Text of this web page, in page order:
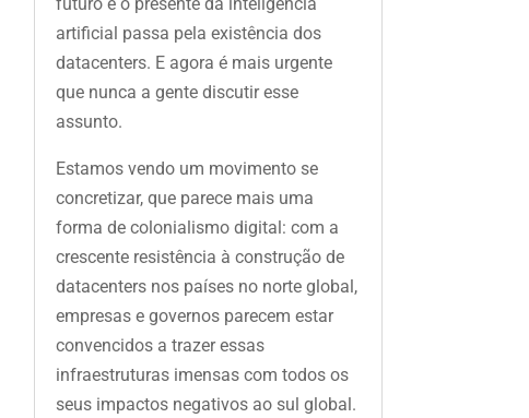
artificial passa pela existência dos
datacenters. E agora é mais urgente
que nunca a gente discutir esse
assunto.
Estamos vendo um movimento se
concretizar, que parece mais uma
forma de colonialismo digital: com a
crescente resistência à construção de
datacenters nos países no norte global,
empresas e governos parecem estar
convencidos a trazer essas
infraestruturas imensas com todos os
seus impactos negativos ao sul global.